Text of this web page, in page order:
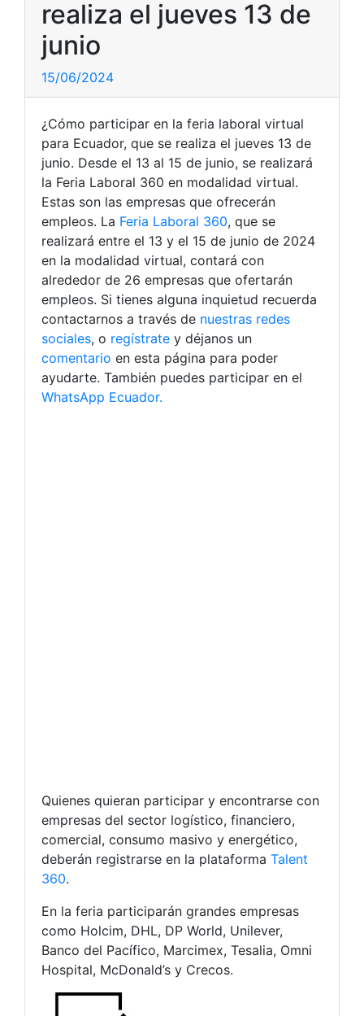
realiza el jueves 13 de
junio
15/06/2024
¿Cómo participar en la feria laboral virtual
para Ecuador, que se realiza el jueves 13 de
junio. Desde el 13 al 15 de junio, se realizará
la Feria Laboral 360 en modalidad virtual.
Estas son las empresas que ofrecerán
empleos. La Feria Laboral 360, que se
realizará entre el 13 y el 15 de junio de 2024
en la modalidad virtual, contará con
alrededor de 26 empresas que ofertarán
empleos. Si tienes alguna inquietud recuerda
contactarnos a través de nuestras redes
sociales, o regístrate y déjanos un
comentario en esta página para poder
ayudarte. También puedes participar en el
WhatsApp Ecuador.
Quienes quieran participar y encontrarse con
empresas del sector logístico, financiero,
comercial, consumo masivo y energético,
deberán registrarse en la plataforma Talent
360.
En la feria participarán grandes empresas
como Holcim, DHL, DP World, Unilever,
Banco del Pacífico, Marcimex, Tesalia, Omni
Hospital, McDonald’s y Crecos.